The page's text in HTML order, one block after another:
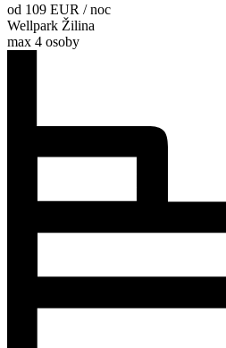
od 109 EUR / noc
Wellpark Žilina
max 4 osoby